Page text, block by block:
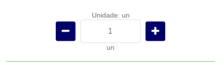
Unidade: un
un